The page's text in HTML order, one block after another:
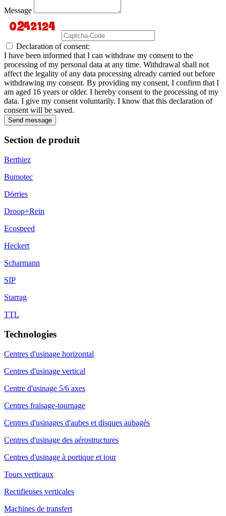
Message
Declaration of consent:
I have been informed that I can withdraw my consent to the
processing of my personal data at any time. Withdrawal shall not
affect the legality of any data processing already carried out before
withdrawing my consent. By providing my consent, I confirm that I
am aged 16 years or older. I hereby consent to the processing of my
data. I give my consent voluntarily. I know that this declaration of
consent will be saved.
Send message
Section de produit
Berthiez
Bumotec
Dörries
Droop+Rein
Ecospeed
Heckert
Scharmann
SIP
Starrag
TTL
Technologies
Centres d'usinage horizontal
Centres d'usinage vertical
Centre d'usinage 5/6 axes
Centres fraisage-tournage
Centres d'usinages d'aubes et disques aubagés
Centres d'usinage des aérostructures
Centres d'usinage à portique et tour
Tours verticaux
Rectifieuses verticales
Machines de transfert